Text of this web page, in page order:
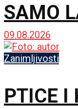
SAMO
jednu
09.08.2026
Zanimljivosti
PTICE I